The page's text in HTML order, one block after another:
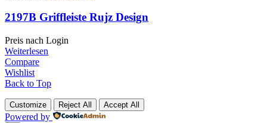
2197B Griffleiste Rujz Design
Preis nach Login
Weiterlesen
Compare
Wishlist
Back to Top
Customize Reject All Accept All
Powered by